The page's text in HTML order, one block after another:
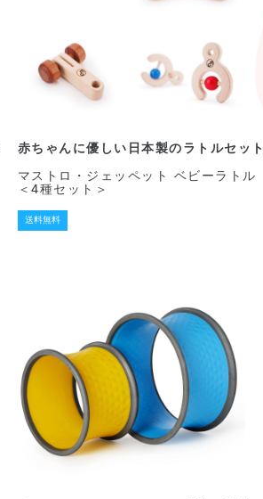
赤ちゃんに優しい日本製のラトルセット
マストロ・ジェッペット ベビーラトル
＜4種セット＞
送料無料